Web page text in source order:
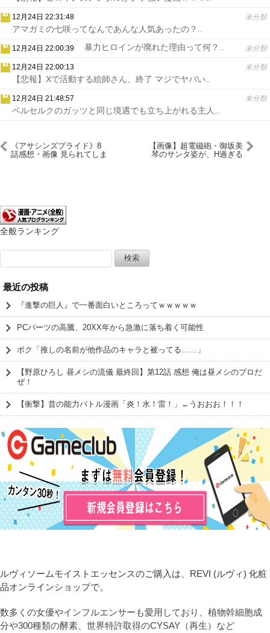
12月24日 22:31:48 未分類
アマガミの七咲ってなんであんな人気あったの？..
12月24日 22:00:39 未分類
暴力ヒロインが廃れた理由って何？..
12月24日 22:00:13 未分類
【悲報】Xで活動する絵師さん、終了 マジでヤバい..
12月24日 21:48:57 未分類
ベルセルクのガッツと同じ境遇でも立ち上がれる主人..
《アサシンズプライド》8
話感想・画像 見られてしま
【画像】超電磁砲・御坂美
琴のサンタ姿が、H過ぎる
全般ランキング
索:
最近の投稿
『進撃の巨人』で一番面白いところってｗｗｗｗｗ
PCパーツの高騰、20XX年から急激に落ち着く可能性
ボク「推しの名前が他作品のキャラと被ってる……」
【野原ひろし 昼メシの流儀 最終回】第12話 感想 俺は昼メシのプロだ
ぜ！
【衝撃】昔の能力バトル漫画「炎！水！雷！」←うおおお！！！
ルヴィソームモイストエッセンスのご購入は、REVI (ルヴィ) 化粧
品オンラインショップで。
数多くの女優やインフルエンサーも愛用しており、植物幹細胞成
分や300種類の酵素、世界特許取得のCYSAY（再生）など